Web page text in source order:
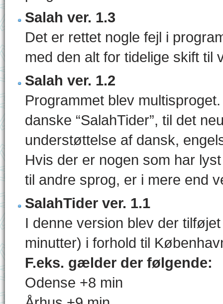
Salah ver. 1.3
Det er rettet nogle fejl i
med den alt for tidelige skift til
Salah ver. 1.2
Programmet blev
danske “SalahTider”, til det
understøttelse af dansk,
Hvis der er nogen som har
til andre sprog, er i mere end
SalahTider ver. 1.1
I denne version blev der
minutter) i forhold til
F.eks. gælder der følgende:
Odense +8 min